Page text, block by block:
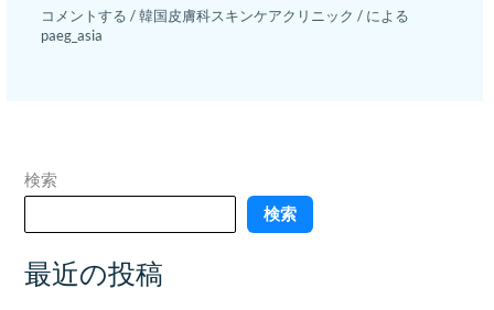
コメントする /韓国皮膚科スキンケアクリニック / による
paeg_asia
検索
検索
最近の投稿